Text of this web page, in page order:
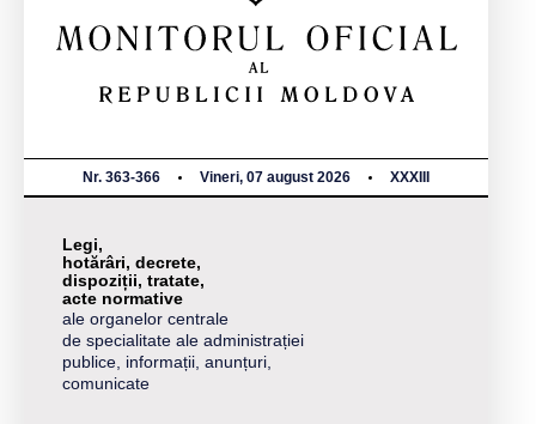
Nr. 363-366 Vineri, 07 august 2026 XXXIII
Legi,
hotărâri, decrete,
dispoziții, tratate,
acte normative
ale organelor centrale
de specialitate ale administrației
publice, informații, anunțuri,
comunicate